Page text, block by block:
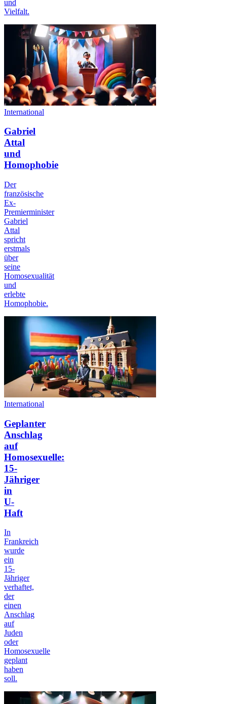
und
Vielfalt.
International
Gabriel
Attal
und
Homophobie
Der
französische
Ex-
Premierminister
Gabriel
Attal
spricht
erstmals
über
seine
Homosexualität
und
erlebte
Homophobie.
International
Geplanter
Anschlag
auf
Homosexuelle:
15-
Jähriger
in
U-
Haft
In
Frankreich
wurde
ein
15-
Jähriger
verhaftet,
der
einen
Anschlag
auf
Juden
oder
Homosexuelle
geplant
haben
soll.